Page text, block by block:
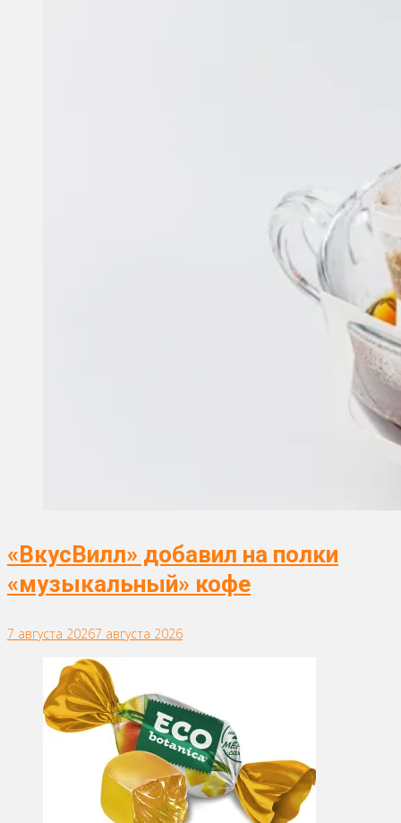
«ВкусВилл» добавил на полки
«музыкальный» кофе
7 августа 20267 августа 2026